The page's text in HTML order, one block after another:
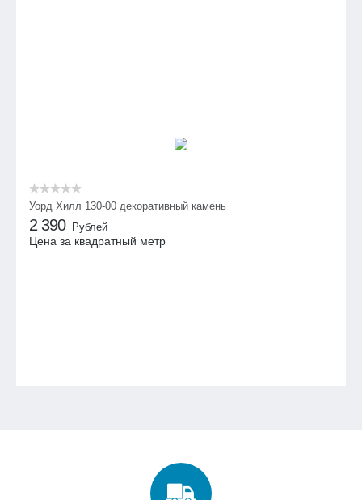
Уорд Хилл 130-00 декоративный камень
2 390 Рублей
Цена за квадратный метр